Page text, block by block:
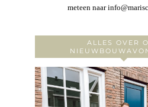
meteen naar
ALLES OVER